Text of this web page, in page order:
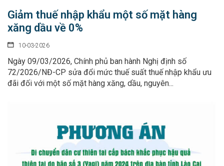
Giảm thuế nhập khẩu một số mặt hàng
xăng dầu về 0%
10-03-2026
Ngày 09/03/2026, Chính phủ ban hành Nghị định số
72/2026/NĐ-CP sửa đổi mức thuế suất thuế nhập khẩu ưu
đãi đối với một số mặt hàng xăng, dầu, nguyên...